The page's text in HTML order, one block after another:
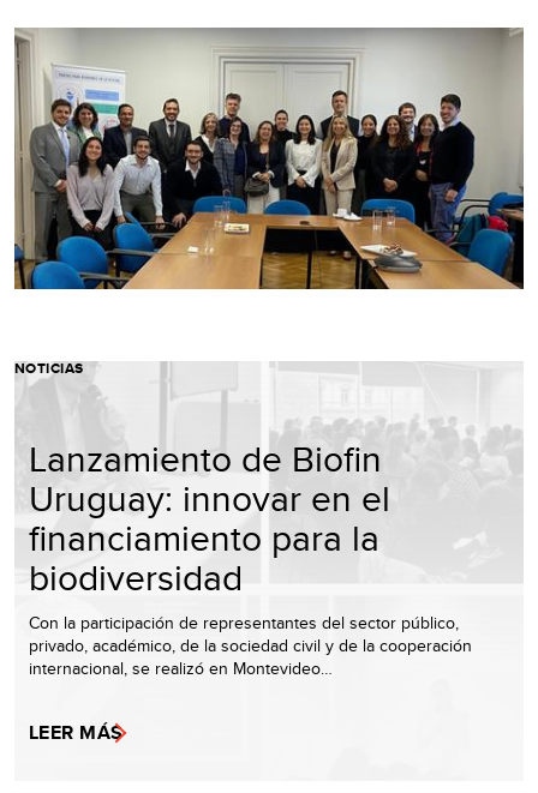
NOTICIAS
Lanzamiento de Biofin
Uruguay: innovar en el
financiamiento para la
biodiversidad
Con la participación de representantes del sector público,
privado, académico, de la sociedad civil y de la cooperación
internacional, se realizó en Montevideo…
LEER MÁS